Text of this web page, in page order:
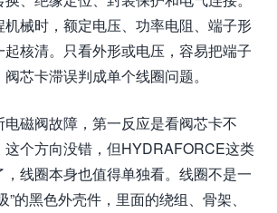
械时，额定电压、功率电阻、端子形
核清。只看外形或电压，容易把端子
芯卡滞误判成单个线圈问题。
磁阀故障，第一反应是看阀芯卡不
这个方向没错，但HYDRAFORCE这类
线圈本身也值得单独看。线圈不是一
”的黑色外壳件，里面的绕组、骨架、